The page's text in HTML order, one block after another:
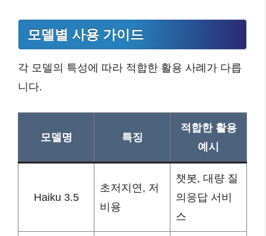
모델별 사용 가이드
각 모델의 특성에 따라 적합한 활용 사례가 다릅
니다.
모델명 특징
적합한 활용
예시
Haiku 3.5
초저지연, 저
비용
챗봇, 대량 질
의응답 서비
스